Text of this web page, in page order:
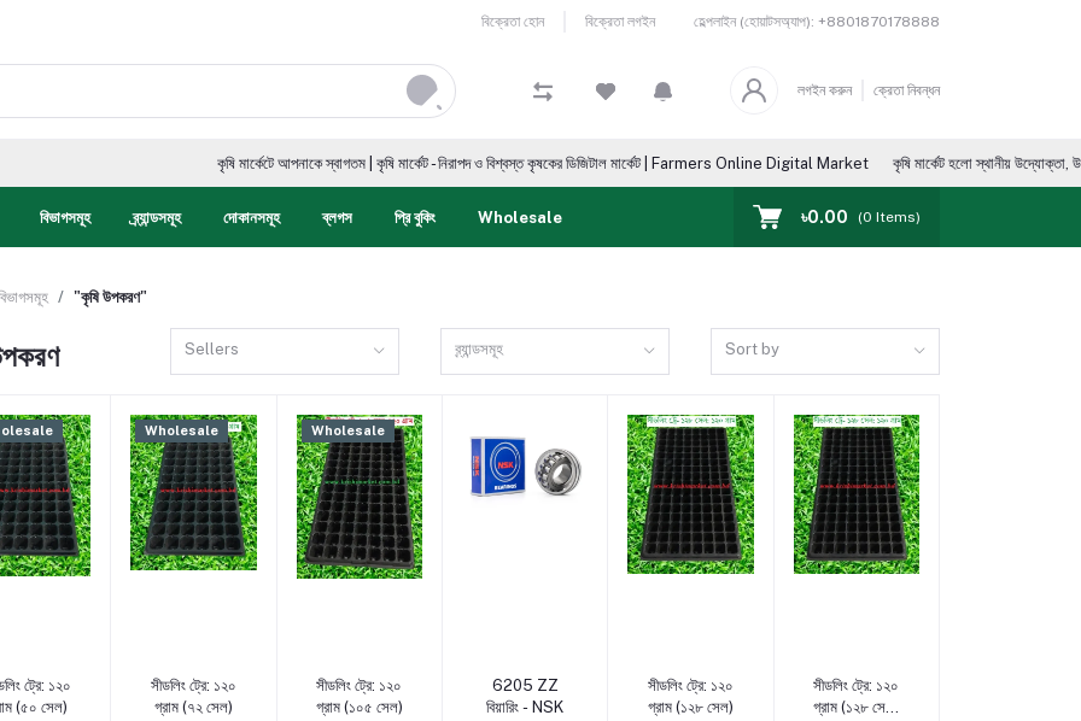
বিক্রেতা হোন বিক্রেতা লগইন হেল্পলাইন (হোয়াটসঅ্যাপ): +8801870178888
লগইন করুন ক্রেতা নিবন্ধন
কৃষি মার্কেটে আপনাকে স্বাগতম | কৃষি মার্কেট - নিরাপদ ও বিশ্বস্ত কৃষকের ডিজিটাল মার্কেট | Farmers Online Digital Market কৃষি মার্কেট হলো স্থানীয় উদ্যোক্তা, উৎপাদক, ভোক্তা,
বিভাগসমূহ ব্র্যান্ডসমূহ দোকানসমূহ ব্লগস প্রি বুকিং Wholesale ৳0.00 (0 Items)
"কৃষি উপকরণ"
Sellers ব্র্যান্ডসমূহ Sort by
যোগ করুন
ট্রে: ১২০
(৫০ সেল)
Wholesale
পণ্য যোগ করুন
সীডলিং ট্রে: ১২০
গ্রাম (৭২ সেল)
Wholesale
পণ্য যোগ করুন
সীডলিং ট্রে: ১২০
গ্রাম (১০৫ সেল)
পণ্য যোগ করুন
6205 ZZ
বিয়ারিং - NSK
পণ্য যোগ করুন
সীডলিং ট্রে: ১২০
গ্রাম (১২৮ সেল)
পণ্য যোগ করুন
সীডলিং ট্রে: ১২০
গ্রাম (১২৮ সেল)